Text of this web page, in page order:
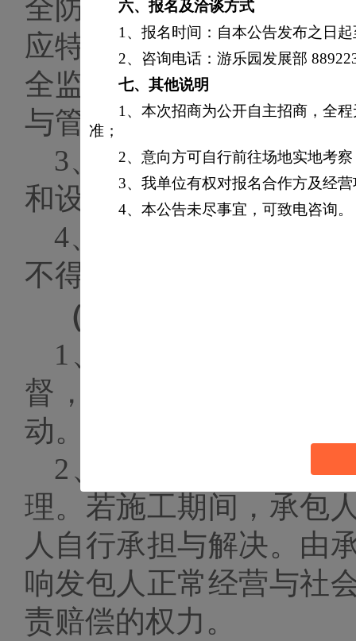
六、报名及洽谈方式
1、报名时间：自本公告发布之日
2、咨询电话：游乐园发展部
七、其他说明
1、本次招商为公开自主招商，全
准；
2、意向方可自行前往场地实地考
3、我单位有权对报名合作方及经
4、本公告未尽事宜，可致电咨询。
全防护劳保用具，承包
应特种作业证明资料至
全监督检查。工程施工
与管理。
3、
发包人需要为承
和设施
需要承包人自行
4、
不得违反发包人的企业
（八）
1、
督，不得开展危害施
动。工程设备与人员入
2、
承包人应对己方
理。若施工期间，承包
人自行承担与解决。由
响发包人正常经营与社
责赔偿的权力。